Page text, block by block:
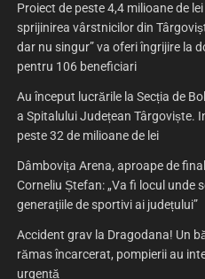
Proiect de peste 4,4 milioane de
sprijinirea vârstnicilor din
dar nu singur” va oferi îngrijire la
pentru 106 beneficiari
Au început lucrările la Secția de
a Spitalului Județean Târgoviște.
peste 32 de milioane de lei
Dâmbovița Arena, aproape de
Corneliu Ștefan: „Va fi locul unde
generațiile de sportivi ai județului”
Accident grav la Dragodana! Un
rămas încarcerat, pompierii au
urgență